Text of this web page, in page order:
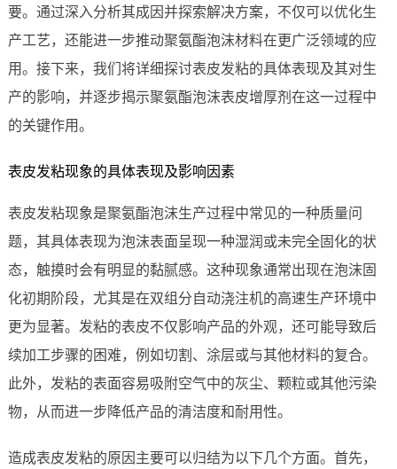
要。通过深入分析其成因并探索解决方案，不仅可以优化生
产工艺，还能进一步推动聚氨酯泡沫材料在更广泛领域的应
用。接下来，我们将详细探讨表皮发粘的具体表现及其对生
产的影响，并逐步揭示聚氨酯泡沫表皮增厚剂在这一过程中
的关键作用。
表皮发粘现象的具体表现及影响因素
表皮发粘现象是聚氨酯泡沫生产过程中常见的一种质量问
题，其具体表现为泡沫表面呈现一种湿润或未完全固化的状
态，触摸时会有明显的黏腻感。这种现象通常出现在泡沫固
化初期阶段，尤其是在双组分自动浇注机的高速生产环境中
更为显著。发粘的表皮不仅影响产品的外观，还可能导致后
续加工步骤的困难，例如切割、涂层或与其他材料的复合。
此外，发粘的表面容易吸附空气中的灰尘、颗粒或其他污染
物，从而进一步降低产品的清洁度和耐用性。
造成表皮发粘的原因主要可以归结为以下几个方面。首先，